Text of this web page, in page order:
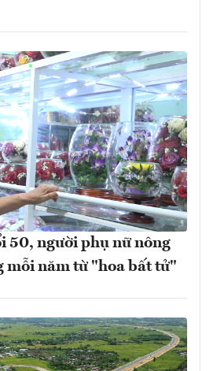
50, người phụ nữ nông
mỗi năm từ "hoa bất tử"